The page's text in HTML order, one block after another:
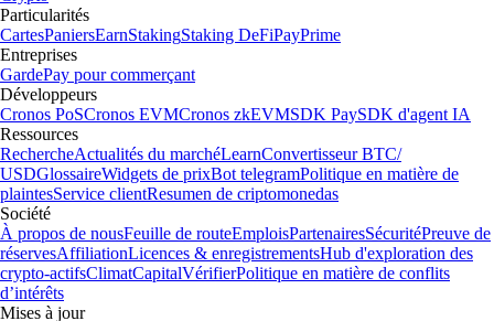
Particularités
CartesPaniersEarnStakingStaking DeFiPayPrime
Entreprises
GardePay pour commerçant
Développeurs
Cronos PoSCronos EVMCronos zkEVMSDK PaySDK d'agent IA
Ressources
RechercheActualités du marchéLearnConvertisseur BTC/
USDGlossaireWidgets de prixBot telegramPolitique en matière de
plaintesService clientResumen de criptomonedas
Société
À propos de nousFeuille de routeEmploisPartenairesSécuritéPreuve de
réservesAffiliationLicences & enregistrementsHub d'exploration des
crypto-actifsClimatCapitalVérifierPolitique en matière de conflits
d’intérêts
Mises à jour